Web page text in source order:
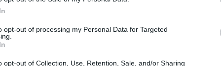
opt-out of processing my Personal Data for Targeted
opt-out of Collection, Use, Retention, Sale, and/or Sharing
strategicamente cruciale per lo sviluppo
volto a creare strade più sicure,
il portafoglio di Lane per il 2024 supera il
ulteriormente la sua posizione nel mercato